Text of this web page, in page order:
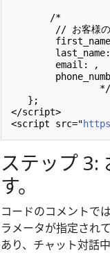
       /*
// お客様の
        last_name:
        email:
,
   };
</script>
<script src="
ステップ 3:
す。
コードのコメントで
ラメータが指定され
あり、チャット対話